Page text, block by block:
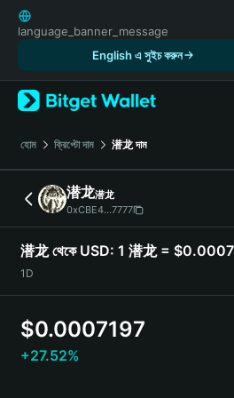
English
日本語
Русский
Español (Latinoamérica)
Türkçe
Italiano
Deutsch
简体中文
繁體中文
Português (Portugal)
Bahasa Indonesia
Español
language_banner_message
English এ সুইচ করুন
হোম ক্রিপ্টো দাম 潜龙 দাম
潜龙潜龙
0xCBE4...7777
潜龙 থেকে USD: 1 潜龙 =
1D
$0.0007197
+27.52%